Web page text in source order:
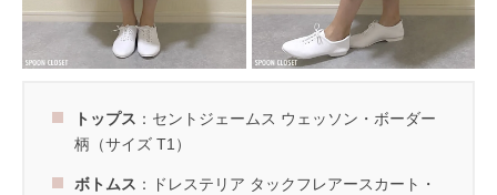
トップス ：セントジェームス ウェッソン・ボーダー
柄（サイズ T1）
ボトムス ：ドレステリア タックフレアースカート・